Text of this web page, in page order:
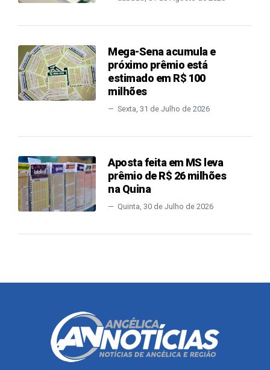
Mega-Sena acumula e
próximo prêmio está
estimado em R$ 100
milhões
Sexta, 31 de Julho de 2026
Aposta feita em MS leva
prêmio de R$ 26 milhões
na Quina
Quinta, 30 de Julho de 2026